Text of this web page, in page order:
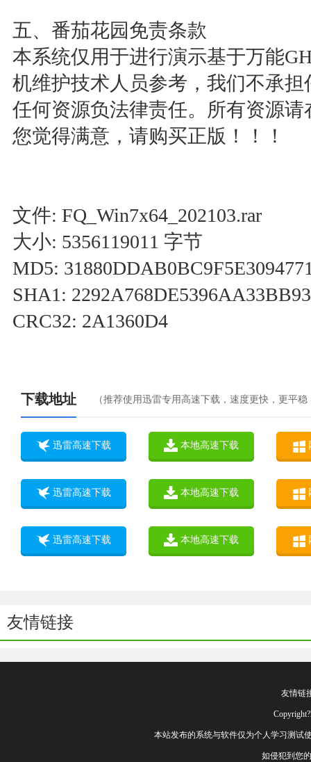
五、番茄花园免责条款
本系统仅用于进行演示基于万能
机维护技术人员参考，我们不承
任何资源负法律责任。所有资源
您觉得满意，请购买正版！！！
文件: FQ_Win7x64_202103.rar
大小: 5356119011 字节
MD5:
SHA1:
CRC32: 2A1360D4
下载地址 （推荐使用迅雷专用高速下载，速度更快，更平稳
迅雷高速下载 本地高速下载
迅雷高速下载 本地高速下载
迅雷高速下载 本地高速下载
友情链接
友情链
本站发布的系统与软件仅为个人学习测试
如侵犯到您